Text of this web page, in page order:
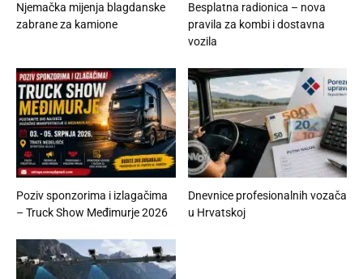
Njemačka mijenja blagdanske
zabrane za kamione
Besplatna radionica – nova
pravila za kombi i dostavna
vozila
Poziv sponzorima i izlagačima
– Truck Show Međimurje 2026
Dnevnice profesionalnih vozača
u Hrvatskoj